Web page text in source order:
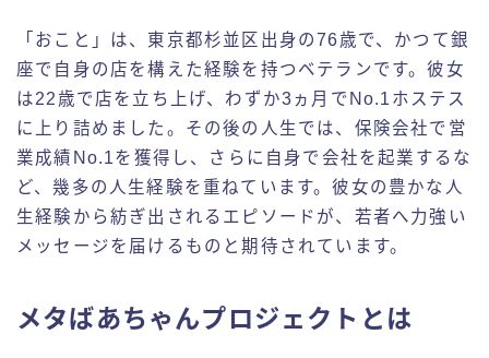
「おこと」は、東京都杉並区出身の76歳で、かつて銀
座で自身の店を構えた経験を持つベテランです。彼女
は22歳で店を立ち上げ、わずか3ヵ月でNo.1ホステス
に上り詰めました。その後の人生では、保険会社で営
業成績No.1を獲得し、さらに自身で会社を起業するな
ど、幾多の人生経験を重ねています。彼女の豊かな人
生経験から紡ぎ出されるエピソードが、若者へ力強い
メッセージを届けるものと期待されています。
メタばあちゃんプロジェクトとは